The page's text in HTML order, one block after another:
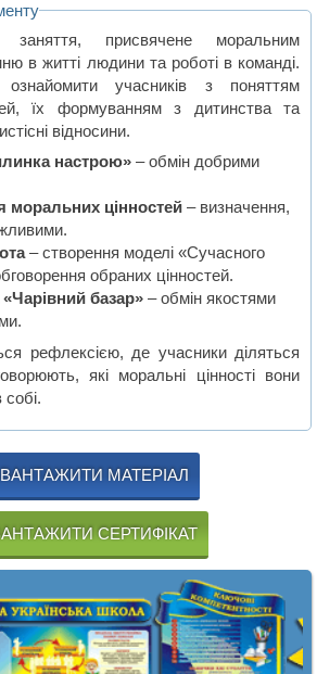
заняття, присвячене моральним
в житті людини та роботі в команді.
учасників з поняттям
їх формуванням з дитинства та
відносини.
настрою»– обмін добрими
моральних цінностей– визначення,
– створення моделі «Сучасного
обраних цінностей.
базар»– обмін якостями
рефлексією, де учасники діляться
які моральні цінності вони
МАТЕРІАЛ
СЕРТИФІКАТ